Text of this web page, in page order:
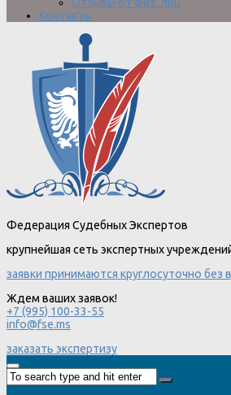
Отзывы от физ. лиц
Контакты
Федерация Судебных Экспертов
крупнейшая сеть экспертных
заявки принимаются круглосуточно без
Ждем ваших заявок!
+7 (995) 100-33-55
info@fse.ms
заказать экспертизу